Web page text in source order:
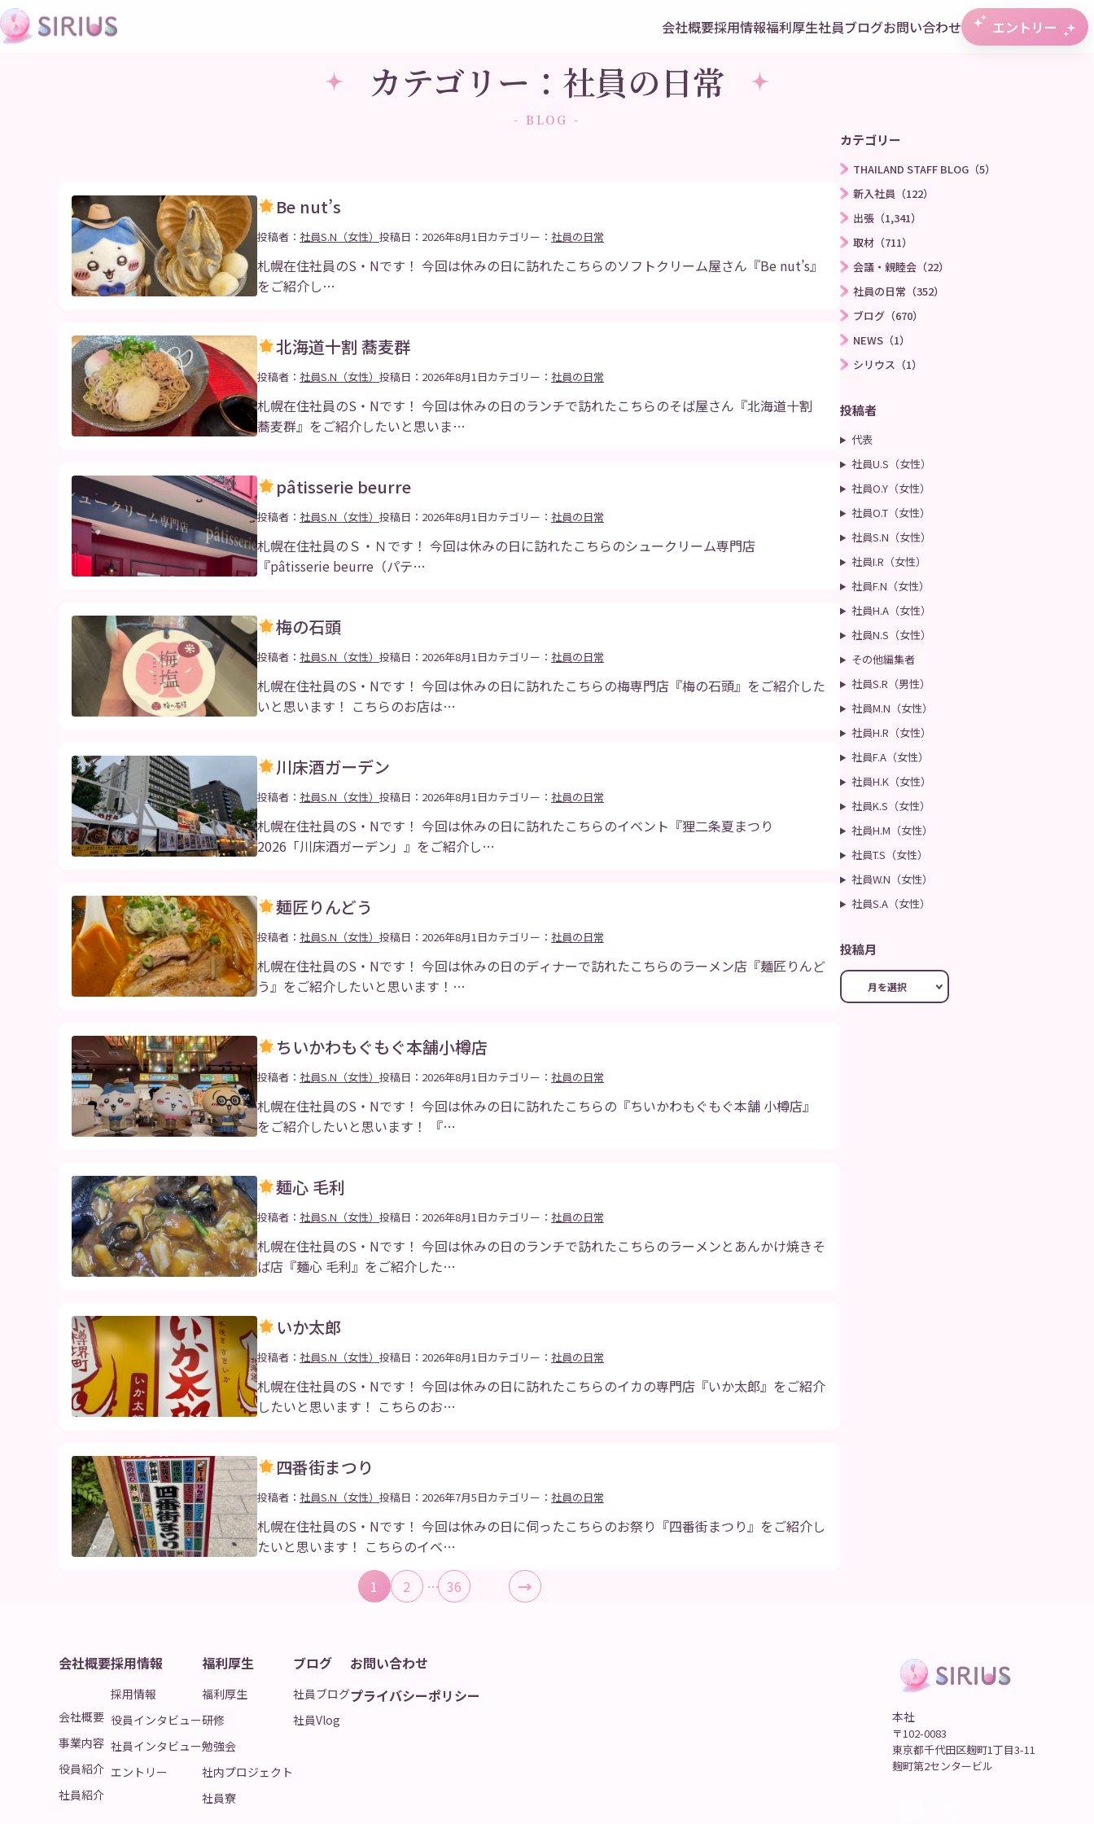
会社概要採用情報福利厚生社員ブログお問い合わせ エントリー
カテゴリー：社員の日常
- BLOG -
Be nut’s
投稿者： 社員S.N（女性） 投稿日：2026年8月1日カテゴリー： 社員の日常
札幌在住社員のS・Nです！ 今回は休みの日に訪れたこちらのソフトクリーム屋さん『Be nut’s』
をご紹介し…
北海道十割 蕎麦群
投稿者： 社員S.N（女性） 投稿日：2026年8月1日カテゴリー： 社員の日常
札幌在住社員のS・Nです！ 今回は休みの日のランチで訪れたこちらのそば屋さん『北海道十割
蕎麦群』をご紹介したいと思いま…
pâtisserie beurre
投稿者： 社員S.N（女性） 投稿日：2026年8月1日カテゴリー： 社員の日常
札幌在住社員のＳ・Ｎです！ 今回は休みの日に訪れたこちらのシュークリーム専門店
『pâtisserie beurre（パテ…
梅の石頭
投稿者： 社員S.N（女性） 投稿日：2026年8月1日カテゴリー： 社員の日常
札幌在住社員のS・Nです！ 今回は休みの日に訪れたこちらの梅専門店『梅の石頭』をご紹介した
いと思います！ こちらのお店は…
川床酒ガーデン
投稿者： 社員S.N（女性） 投稿日：2026年8月1日カテゴリー： 社員の日常
札幌在住社員のS・Nです！ 今回は休みの日に訪れたこちらのイベント『狸二条夏まつり
2026「川床酒ガーデン」』をご紹介し…
麺匠りんどう
投稿者： 社員S.N（女性） 投稿日：2026年8月1日カテゴリー： 社員の日常
札幌在住社員のS・Nです！ 今回は休みの日のディナーで訪れたこちらのラーメン店『麺匠りんど
う』をご紹介したいと思います！…
ちいかわもぐもぐ本舗小樽店
投稿者： 社員S.N（女性） 投稿日：2026年8月1日カテゴリー： 社員の日常
札幌在住社員のS・Nです！ 今回は休みの日に訪れたこちらの『ちいかわもぐもぐ本舗 小樽店』
をご紹介したいと思います！ 『…
麺心 毛利
投稿者： 社員S.N（女性） 投稿日：2026年8月1日カテゴリー： 社員の日常
札幌在住社員のS・Nです！ 今回は休みの日のランチで訪れたこちらのラーメンとあんかけ焼きそ
ば店『麺心 毛利』をご紹介した…
いか太郎
投稿者： 社員S.N（女性） 投稿日：2026年8月1日カテゴリー： 社員の日常
札幌在住社員のS・Nです！ 今回は休みの日に訪れたこちらのイカの専門店『いか太郎』をご紹介
したいと思います！ こちらのお…
四番街まつり
投稿者： 社員S.N（女性） 投稿日：2026年7月5日カテゴリー： 社員の日常
札幌在住社員のS・Nです！ 今回は休みの日に伺ったこちらのお祭り『四番街まつり』をご紹介し
たいと思います！ こちらのイベ…
1 2 … 36 →
カテゴリー
THAILAND STAFF BLOG（5）
新入社員（122）
出張（1,341）
取材（711）
会議・親睦会（22）
社員の日常（352）
ブログ（670）
NEWS（1）
シリウス（1）
投稿者
代表
社員U.S（女性）
社員O.Y（女性）
社員O.T（女性）
社員S.N（女性）
社員I.R（女性）
社員F.N（女性）
社員H.A（女性）
社員N.S（女性）
その他編集者
社員S.R（男性）
社員M.N（女性）
社員H.R（女性）
社員F.A（女性）
社員H.K（女性）
社員K.S（女性）
社員H.M（女性）
社員T.S（女性）
社員W.N（女性）
社員S.A（女性）
投稿月
会社概要
会社概要
事業内容
役員紹介
社員紹介
採用情報
採用情報
役員インタビュー
社員インタビュー
エントリー
福利厚生
福利厚生
研修
勉強会
社内プロジェクト
社員寮
ブログ
社員ブログ
社員Vlog
お問い合わせ
プライバシーポリシー
本社
〒102-0083
東京都千代田区麹町1丁目3-11
麹町第2センタービル